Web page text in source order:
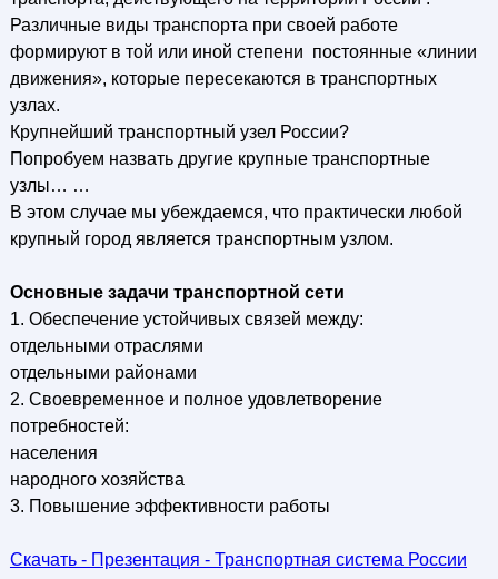
Различные виды транспорта при своей работе
формируют в той или иной степени постоянные «линии
движения», которые пересекаются в транспортных
узлах.
Крупнейший транспортный узел России?
Попробуем назвать другие крупные транспортные
узлы… …
В этом случае мы убеждаемся, что практически любой
крупный город является транспортным узлом.
Основные задачи транспортной сети
1. Обеспечение устойчивых связей между:
отдельными отраслями
отдельными районами
2. Своевременное и полное удовлетворение
потребностей:
населения
народного хозяйства
3. Повышение эффективности работы
Скачать - Презентация - Транспортная система России